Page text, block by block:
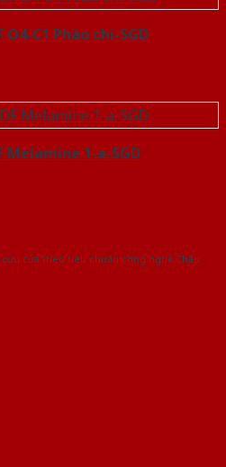
O4-C1 Phào chi-SGD
Melamine 1-a-SGD
cửa theo tiêu chuẩn công nghệ Châu